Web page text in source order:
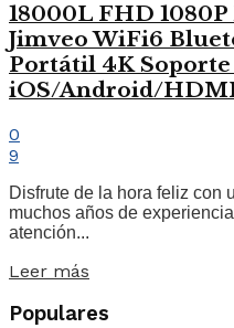
18000L FHD
Jimveo WiFi6
Portátil 4K Soporte
iOS/Android/
0
9
Disfrute de la hora feliz con
muchos años de
atención...
Leer más
Populares